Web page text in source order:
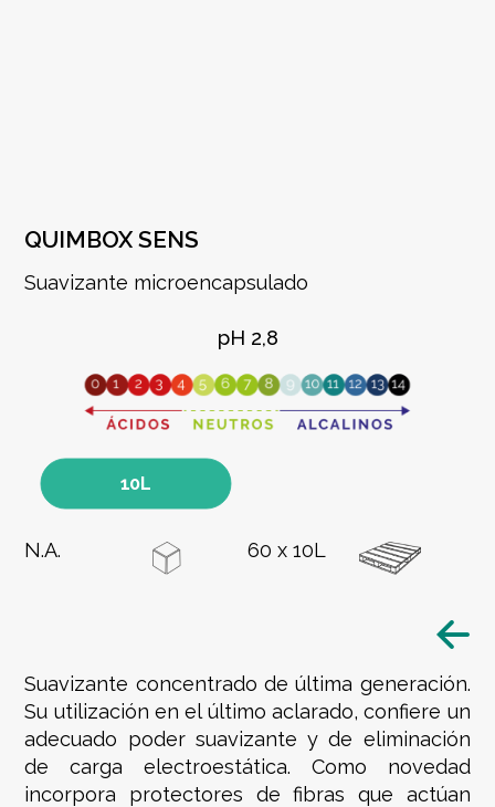
QUIMBOX SENS
Suavizante microencapsulado
pH 2,8
10L
N.A. 60 x 10L
Suavizante concentrado de última generación.
Su utilización en el último aclarado, confiere un
adecuado poder suavizante y de eliminación
de carga electroestática. Como novedad
incorpora protectores de fibras que actúan